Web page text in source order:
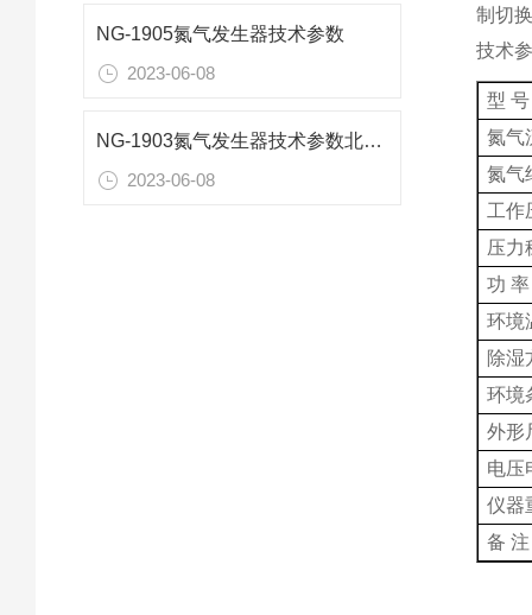
NG-1905氮气发生器技术参数
2023-06-08
NG-1903氮气发生器技术参数北京科普生
2023-06-08
制切
技术
型 号
氮气
氮气
工作
压力
功 率
环境
除湿
环境
外形
电压
仪器
备 注